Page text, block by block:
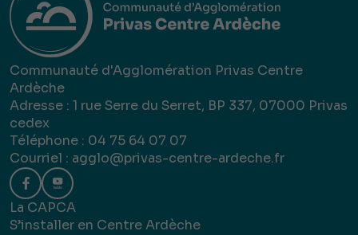
Communauté d'Agglomération Privas Centre
Ardèche
Adresse : 1 rue Serre du Serret, BP 337, 07000 Privas
cedex
Téléphone : 04 75 64 07 07
Courriel : agglo@privas-centre-ardeche.fr
La CAPCA
S’installer en Centre Ardèche